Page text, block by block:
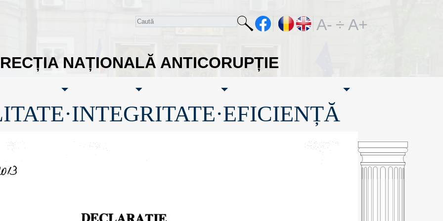
NAȚIONALĂ ANTICORUPȚIE
A- ÷ A+